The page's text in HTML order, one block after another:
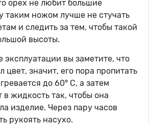
орех не любит большие
таким ножом лучше не стучать
и следить за тем, чтобы такой
высоты.
эксплуатации вы заметите, что
цвет, значит, его пора пропитать
до 60° C, а затем
в жидкость так, чтобы она
изделие. Через пару часов
рукоять насухо.